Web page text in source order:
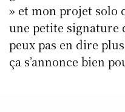
» et mon projet solo
une petite signature
peux pas en dire
ça s’annonce bien